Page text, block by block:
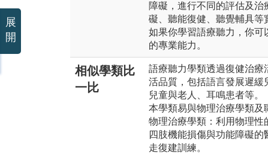
障礙，進行不同的評估及
礙、聽能復健、聽覺輔具等
如果你學習語療聽力，你
的專業能力。
相似學類比
一比
語療聽力學類透過復健治療
活品質，包括語言發展遲緩
兒童與老人、耳鳴患者等。
本學類易與物理治療學類及
物理治療學類：利用物理性
四肢機能損傷與功能障礙
走復建訓練。
展
開